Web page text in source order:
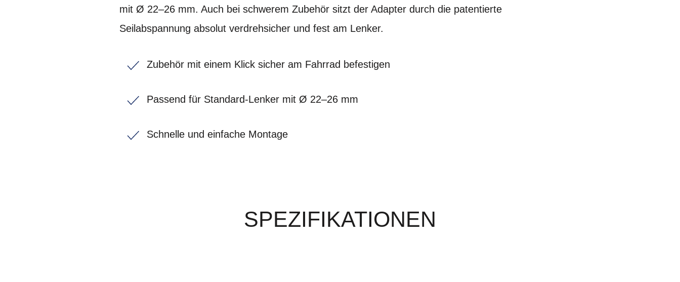
mit Ø 22–26 mm. Auch bei schwerem Zubehör sitzt der Adapter durch die patentierte
Seilabspannung absolut verdrehsicher und fest am Lenker.
Zubehör mit einem Klick sicher am Fahrrad befestigen
Passend für Standard-Lenker mit Ø 22–26 mm
Schnelle und einfache Montage
SPEZIFIKATIONEN